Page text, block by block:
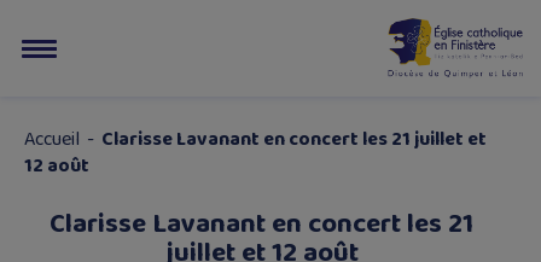
Accueil - Clarisse Lavanant en concert les 21 juillet et
12 août
Clarisse Lavanant en concert les 21
juillet et 12 août